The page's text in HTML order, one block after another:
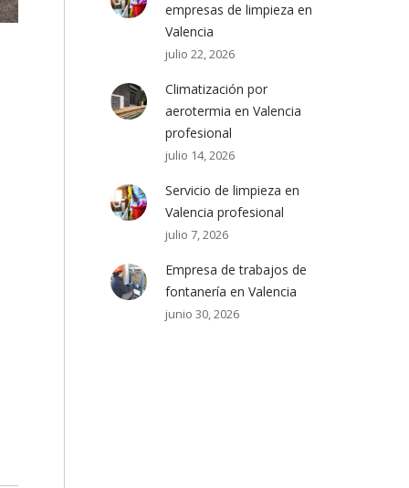
empresas de limpieza en
Valencia
julio 22, 2026
Climatización por
aerotermia en Valencia
profesional
julio 14, 2026
Servicio de limpieza en
Valencia profesional
julio 7, 2026
Empresa de trabajos de
fontanería en Valencia
junio 30, 2026